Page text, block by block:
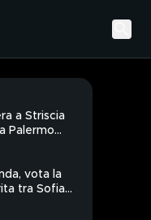
a Striscia
Palermo
noto boss
per mafia
vota la
tra Sofia